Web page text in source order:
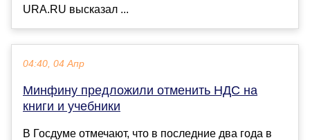
URA.RU высказал ...
04:40, 04 Апр
Минфину предложили отменить НДС на
книги и учебники
В Госдуме отмечают, что в последние два года в